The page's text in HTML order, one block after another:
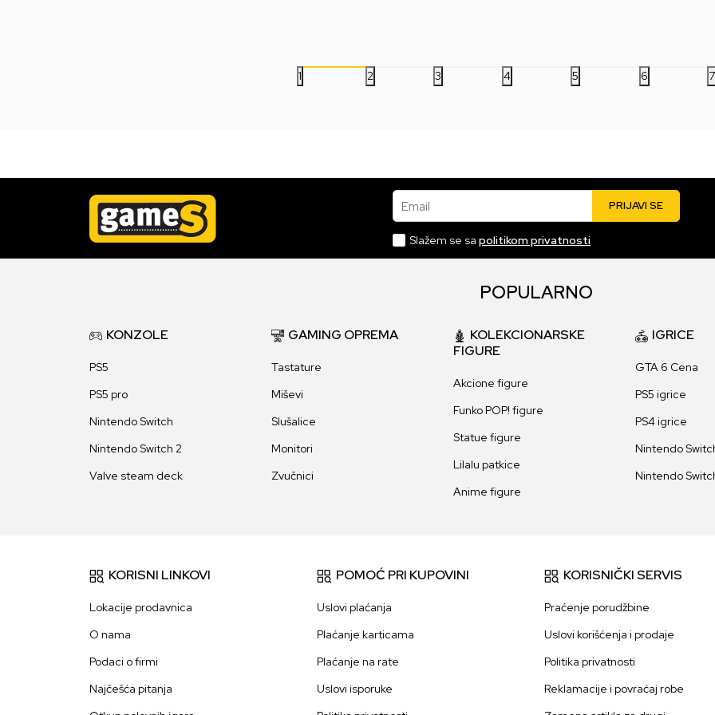
1 2 3 4 5 6 7
Email PRIJAVI SE
Slažem se sa politikom privatnosti
POPULARNO
KONZOLE
PS5
PS5 pro
Nintendo Switch
Nintendo Switch 2
Valve steam deck
GAMING OPREMA
Tastature
Miševi
Slušalice
Monitori
Zvučnici
KOLEKCIONARSKE
FIGURE
Akcione figure
Funko POP! figure
Statue figure
Lilalu patkice
Anime figure
IGRICE
GTA 6 Cena
PS5 igrice
PS4 igrice
Nintendo
Nintendo
KORISNI LINKOVI
Lokacije prodavnica
O nama
Podaci o firmi
Najčešća pitanja
POMOĆ PRI KUPOVINI
Uslovi plaćanja
Plaćanje karticama
Plaćanje na rate
Uslovi isporuke
KORISNIČKI SERVIS
Praćenje porudžbine
Uslovi korišćenja i prodaje
Politika privatnosti
Reklamacije i povraćaj robe